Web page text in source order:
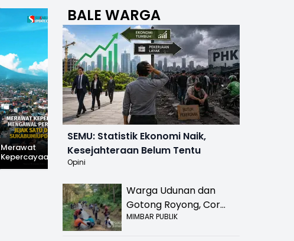
Merawat
Kepercayaan,
Mengawal
Sukabumiupdate.com
Hilangnya Jejak
Kejayaan: Saat Teh
Kini Tinggal Sejarah
Widal: Sandi Lama
yang Masih Hidup di
BALE WARGA
SEMU: Statistik Ekonomi Naik,
Kesejahteraan Belum Tentu
Opini
Warga Udunan dan
Gotong Royong, Cor
Jalan Hancur di
MIMBAR PUBLIK